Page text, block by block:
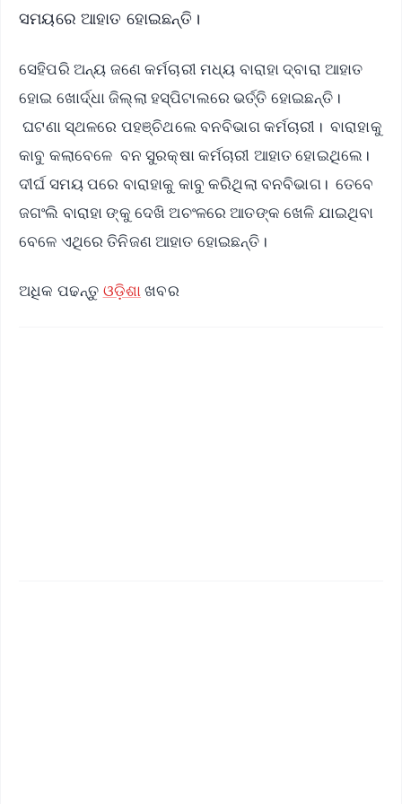
ସମୟରେ ଆହାତ ହୋଇଛନ୍ତି।
ସେହିପରି ଅନ୍ୟ ଜଣେ କର୍ମଚାରୀ ମଧ୍ୟ ବାରାହା ଦ୍ବାରା ଆହାତ
ହୋଇ ଖୋର୍ଦ୍ଧା ଜିଲ୍ଲା ହସ୍ପିଟାଲରେ ଭର୍ତ୍ତି ହୋଇଛନ୍ତି।
ଘଟଣା ସ୍ଥଳରେ ପହଞ୍ଚିଥଲେ ବନବିଭାଗ କର୍ମଚାରୀ। ବାରାହାକୁ
କାବୁ କଲାବେଳେ ବନ ସୁରକ୍ଷା କର୍ମଚାରୀ ଆହାତ ହୋଇଥିଲେ।
ଦୀର୍ଘ ସମୟ ପରେ ବାରାହାକୁ କାବୁ କରିଥିଲା ବନବିଭାଗ। ତେବେ
ଜଗଂଲି ବାରାହା ଙ୍କୁ ଦେଖି ଅଚଂଳରେ ଆତଙ୍କ ଖେଳି ଯାଇଥିବା
ବେଳେ ଏଥିରେ ତିନିଜଣ ଆହାତ ହୋଇଛନ୍ତି।
ଅଧିକ ପଢନ୍ତୁ ଓଡ଼ିଶା ଖବର